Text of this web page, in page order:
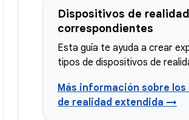
Dispositivos de
correspondientes
Esta guía te ayuda a crear
tipos de dispositivos de
Más información sobre
de realidad extendida →